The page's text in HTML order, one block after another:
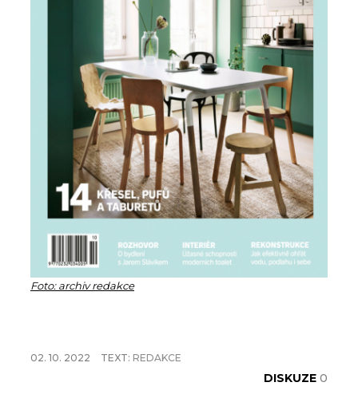
Foto: archiv redakce
02. 10. 2022 TEXT: REDAKCE
DISKUZE 0